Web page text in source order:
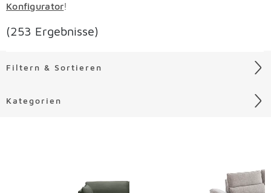
(253 Ergebnisse)
Konfigurator!
Filtern & Sortieren
Kategorien